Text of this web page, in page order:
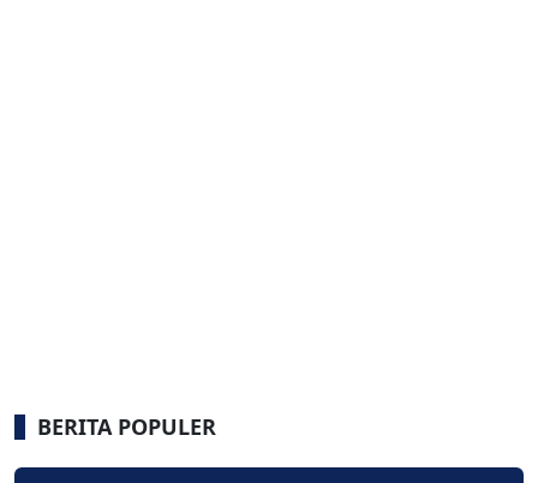
BERITA POPULER